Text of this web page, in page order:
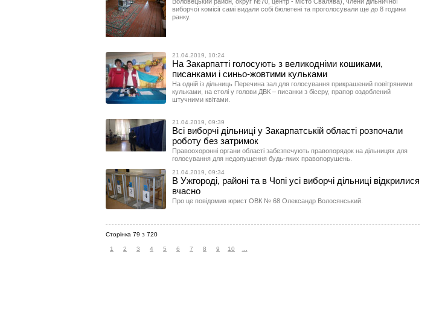
виборчої комісії самі видали собі бюлетені та проголосували ще до 8 години
ранку.
21.04.2019, 10:24
На Закарпатті голосують з великодніми кошиками,
писанками і синьо-жовтими кульками
На одній із дільниць Перечина зал для голосування прикрашений повітряними
кульками, на столі у голови ДВК – писанки з бісеру, прапор оздоблений
штучними квітами.
21.04.2019, 09:39
Всі виборчі дільниці у Закарпатській області розпочали
роботу без затримок
Правоохоронні органи області забезпечують правопорядок на дільницях для
голосування для недопущення будь-яких правопорушень.
21.04.2019, 09:34
В Ужгороді, районі та в Чопі усі виборчі дільниці відкрилися
вчасно
Про це повідомив юрист ОВК № 68 Олександр Волосянський.
Сторінка 79 з 720
1 2 3 4 5 6 7 8 9 10